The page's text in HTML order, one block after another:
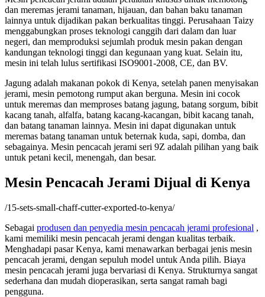
dan meremas jerami tanaman, hijauan, dan bahan baku tanaman
lainnya untuk dijadikan pakan berkualitas tinggi. Perusahaan Taizy
menggabungkan proses teknologi canggih dari dalam dan luar
negeri, dan memproduksi sejumlah produk mesin pakan dengan
kandungan teknologi tinggi dan kegunaan yang kuat. Selain itu,
mesin ini telah lulus sertifikasi ISO9001-2008, CE, dan BV.
Jagung adalah makanan pokok di Kenya, setelah panen menyisakan
jerami, mesin pemotong rumput akan berguna. Mesin ini cocok
untuk meremas dan memproses batang jagung, batang sorgum, bibit
kacang tanah, alfalfa, batang kacang-kacangan, bibit kacang tanah,
dan batang tanaman lainnya. Mesin ini dapat digunakan untuk
meremas batang tanaman untuk beternak kuda, sapi, domba, dan
sebagainya. Mesin pencacah jerami seri 9Z adalah pilihan yang baik
untuk petani kecil, menengah, dan besar.
Mesin Pencacah Jerami Dijual di Kenya
/15-sets-small-chaff-cutter-exported-to-kenya/
Sebagai produsen dan penyedia mesin pencacah jerami profesional ,
kami memiliki mesin pencacah jerami dengan kualitas terbaik.
Menghadapi pasar Kenya, kami menawarkan berbagai jenis mesin
pencacah jerami, dengan sepuluh model untuk Anda pilih. Biaya
mesin pencacah jerami juga bervariasi di Kenya. Strukturnya sangat
sederhana dan mudah dioperasikan, serta sangat ramah bagi
pengguna.